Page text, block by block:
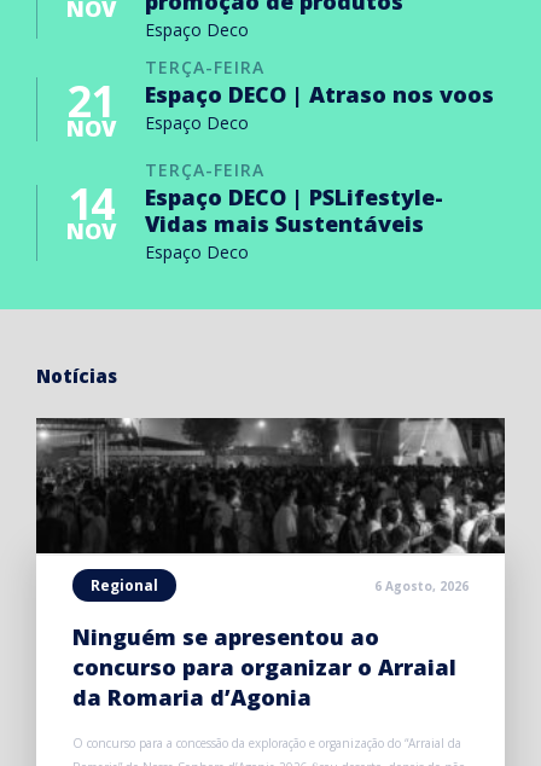
NOV
Espaço Deco
TERÇA-FEIRA
21
NOV
Espaço DECO | Atraso nos voos
Espaço Deco
TERÇA-FEIRA
14
NOV
Espaço DECO | PSLifestyle-
Vidas mais Sustentáveis
Espaço Deco
Notícias
Regional 6 Agosto, 2026
Ninguém se apresentou ao
concurso para organizar o Arraial
da Romaria d’Agonia
O concurso para a concessão da exploração e organização do “Arraial da